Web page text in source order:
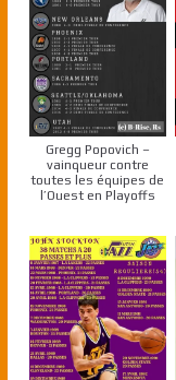
Gregg Popovich –
vainqueur contre
toutes les équipes de
l’Ouest en Playoffs